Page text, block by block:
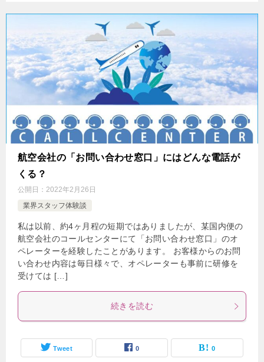
航空会社の「お問い合わせ窓口」にはどんな電話が
くる？
公開日： 2022年2月26日
業界スタッフ体験談
私は以前、約4ヶ月程の短期ではありましたが、某国内便の
航空会社のコールセンターにて「お問い合わせ窓口」のオ
ペレーターを経験したことがあります。 お客様からのお問
い合わせ内容は毎日様々で、オペレーターも事前に研修を
受けては […]
続きを読む
Tweet 0 0